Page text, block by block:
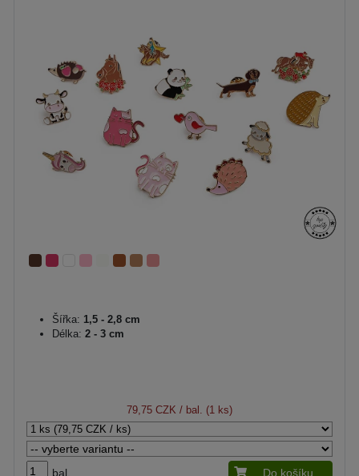
Šířka: 1,5 - 2,8 cm
Délka: 2 - 3 cm
79,75 CZK / bal. (1 ks)
bal. Do košíku